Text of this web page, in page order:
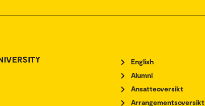
English
Alumni
Ansatteoversikt
Arrangementsoversikt